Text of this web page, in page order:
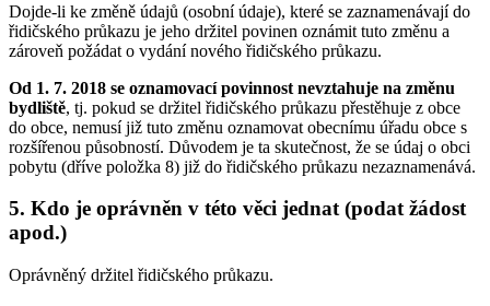
Dojde-li ke změně údajů (osobní údaje), které se zaznamenávají do
řidičského průkazu je jeho držitel povinen oznámit tuto změnu a
zároveň požádat o vydání nového řidičského průkazu.
Od 1. 7. 2018 se oznamovací povinnost nevztahuje na změnu
bydliště, tj. pokud se držitel řidičského průkazu přestěhuje z obce
do obce, nemusí již tuto změnu oznamovat obecnímu úřadu obce s
rozšířenou působností. Důvodem je ta skutečnost, že se údaj o obci
pobytu (dříve položka 8) již do řidičského průkazu nezaznamenává.
5. Kdo je oprávněn v této věci jednat (podat žádost
apod.)
Oprávněný držitel řidičského průkazu.